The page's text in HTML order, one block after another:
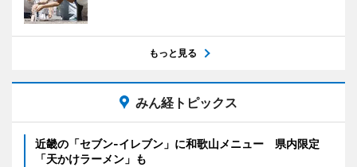
もっと見る
みん経トピックス
近畿の「セブン-イレブン」に和歌山メニュー 県内限定
「天かけラーメン」も